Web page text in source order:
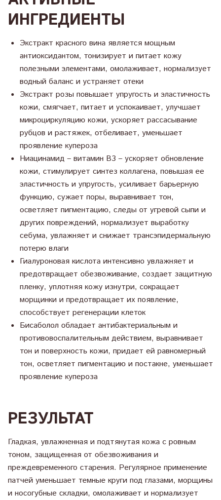
ИНГРЕДИЕНТЫ
Экстракт красного вина является мощным
антиоксидантом, тонизирует и питает кожу
полезными элементами, омолаживает, нормализует
водный баланс и устраняет отеки
Экстракт розы повышает упругость и эластичность
кожи, смягчает, питает и успокаивает, улучшает
микроциркуляцию кожи, ускоряет рассасывание
рубцов и растяжек, отбеливает, уменьшает
проявление купероза
Ниацинамид – витамин B3 – ускоряет обновление
кожи, стимулирует синтез коллагена, повышая ее
эластичность и упругость, усиливает барьерную
функцию, сужает поры, выравнивает тон,
осветляет пигментацию, следы от угревой сыпи и
других повреждений, нормализует выработку
себума, увлажняет и снижает трансэпидермальную
потерю влаги
Гиалуроновая кислота интенсивно увлажняет и
предотвращает обезвоживание, создает защитную
пленку, уплотняя кожу изнутри, сокращает
морщинки и предотвращает их появление,
способствует регенерации клеток
Бисаболол обладает антибактериальным и
противовоспалительным действием, выравнивает
тон и поверхность кожи, придает ей равномерный
тон, осветляет пигментацию и постакне, уменьшает
проявление купероза
РЕЗУЛЬТАТ
Гладкая, увлажненная и подтянутая кожа с ровным
тоном, защищенная от обезвоживания и
преждевременного старения. Регулярное применение
патчей уменьшает темные круги под глазами, морщины
и носогубные складки, омолаживает и нормализует